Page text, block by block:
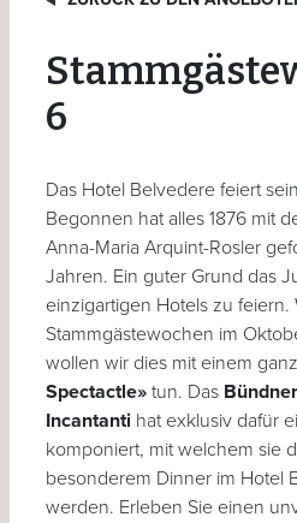
6
Das Hotel Belvedere feiert
Begonnen hat alles 1876 mit
Anna-Maria Arquint-Rosler
Jahren. Ein guter Grund das
einzigartigen Hotels zu feiern.
Stammgästewochen im
wollen wir dies mit einem
Spectactle»tun. Das
Incantanti hat exklusiv dafür
komponiert, mit welchem sie
besonderem Dinner im Hotel
werden. Erleben Sie einen